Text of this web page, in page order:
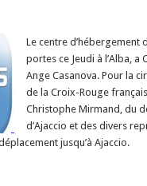
Le centre d’hébergement
portes ce Jeudi à l’Alba,
Ange Casanova. Pour la
de la Croix-Rouge
Christophe Mirmand, du
d’Ajaccio et des divers
jusqu’à Ajaccio.